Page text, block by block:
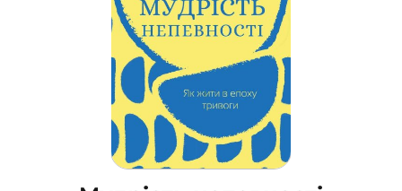
Подарункові сертифікати (1)